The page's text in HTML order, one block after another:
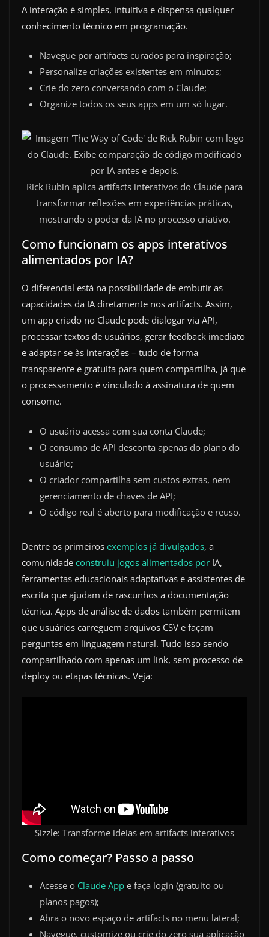
A interação é simples, intuitiva e dispensa qualquer
conhecimento técnico em programação.
Navegue por artifacts curados para inspiração;
Personalize criações existentes em minutos;
Crie do zero conversando com o Claude;
Organize todos os seus apps em um só lugar.
Rick Rubin aplica artifacts interativos do Claude para
transformar reflexões em experiências práticas,
mostrando o poder da IA no processo criativo.
Como funcionam os apps interativos
alimentados por IA?
O diferencial está na possibilidade de embutir as
capacidades da IA diretamente nos artifacts. Assim,
um app criado no Claude pode dialogar via API,
processar textos de usuários, gerar feedback imediato
e adaptar-se às interações – tudo de forma
transparente e gratuita para quem compartilha, já que
o processamento é vinculado à assinatura de quem
consome.
O usuário acessa com sua conta Claude;
O consumo de API desconta apenas do plano do
usuário;
O criador compartilha sem custos extras, nem
gerenciamento de chaves de API;
O código real é aberto para modificação e reuso.
Dentre os primeiros exemplos já divulgados, a
comunidade construiu jogos alimentados por IA,
ferramentas educacionais adaptativas e assistentes de
escrita que ajudam de rascunhos a documentação
técnica. Apps de análise de dados também permitem
que usuários carreguem arquivos CSV e façam
perguntas em linguagem natural. Tudo isso sendo
compartilhado com apenas um link, sem processo de
deploy ou etapas técnicas. Veja:
Sizzle: Transforme ideias em artifacts interativos
Como começar? Passo a passo
Acesse o Claude App e faça login (gratuito ou
planos pagos);
Abra o novo espaço de artifacts no menu lateral;
Navegue, customize ou crie do zero sua aplicação